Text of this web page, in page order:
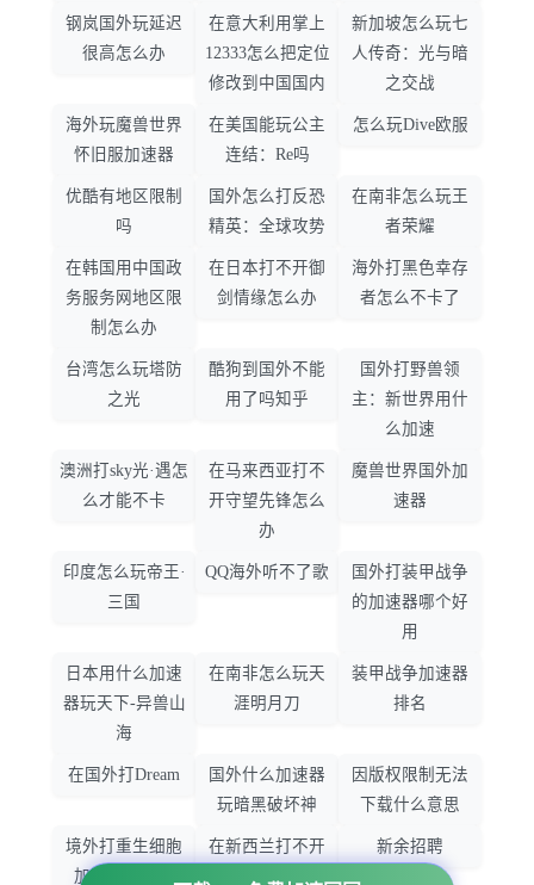
钢岚国外玩延迟
很高怎么办
在意大利用掌上
12333怎么把定位
修改到中国国内
新加坡怎么玩七
人传奇：光与暗
之交战
海外玩魔兽世界
怀旧服加速器
在美国能玩公主
连结：Re吗
怎么玩Dive欧服
优酷有地区限制
吗
国外怎么打反恐
精英：全球攻势
在南非怎么玩王
者荣耀
在韩国用中国政
务服务网地区限
制怎么办
在日本打不开御
剑情缘怎么办
海外打黑色幸存
者怎么不卡了
台湾怎么玩塔防
之光
酷狗到国外不能
用了吗知乎
国外打野兽领
主：新世界用什
么加速
澳洲打sky光·遇怎
么才能不卡
在马来西亚打不
开守望先锋怎么
办
魔兽世界国外加
速器
印度怎么玩帝王·
三国
QQ海外听不了歌
国外打装甲战争
的加速器哪个好
用
日本用什么加速
器玩天下-异兽山
海
在南非怎么玩天
涯明月刀
装甲战争加速器
排名
在国外打Dream
国外什么加速器
玩暗黑破坏神
因版权限制无法
下载什么意思
境外打重生细胞
加速器哪个好
在新西兰打不开
大智慧怎么办
新余招聘